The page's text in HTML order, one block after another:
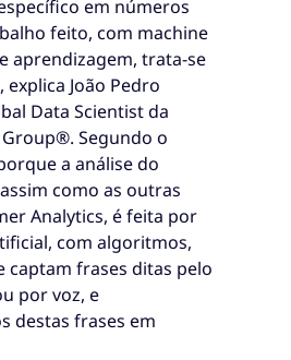
em números
feito, com machine
aprendizagem, trata-se
João Pedro
Data Scientist da
Segundo o
a análise do
como as outras
Analytics, é feita por
com algoritmos,
captam frases ditas pelo
por voz, e
destas frases em